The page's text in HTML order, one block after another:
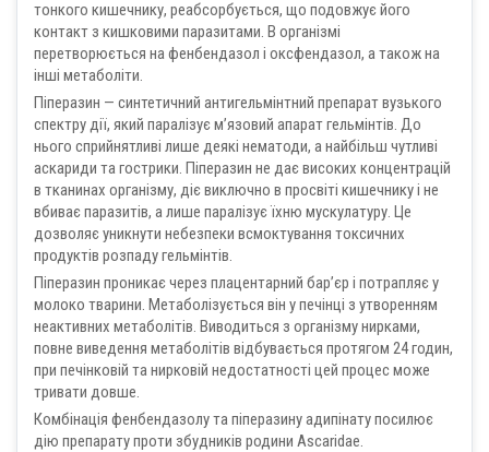
тонкого кишечнику, реабсорбується, що подовжує його
контакт з кишковими паразитами. В організмі
перетворюється на фенбендазол і оксфендазол, а також на
інші метаболіти.
Піперазин — синтетичний антигельмінтний препарат вузького
спектру дії, який паралізує м’язовий апарат гельмінтів. До
нього сприйнятливі лише деякі нематоди, а найбільш чутливі
аскариди та гострики. Піперазин не дає високих концентрацій
в тканинах організму, діє виключно в просвіті кишечнику і не
вбиває паразитів, а лише паралізує їхню мускулатуру. Це
дозволяє уникнути небезпеки всмоктування токсичних
продуктів розпаду гельмінтів.
Піперазин проникає через плацентарний бар’єр і потрапляє у
молоко тварини. Метаболізується він у печінці з утворенням
неактивних метаболітів. Виводиться з організму нирками,
повне виведення метаболітів відбувається протягом 24 годин,
при печінковій та нирковій недостатності цей процес може
тривати довше.
Комбінація фенбендазолу та піперазину адипінату посилює
дію препарату проти збудників родини Ascaridae.